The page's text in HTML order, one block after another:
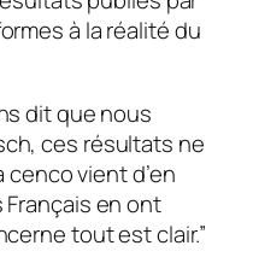
à la réalité du
dit que nous
ces résultats ne
vient d’en
en ont
tout est clair.”